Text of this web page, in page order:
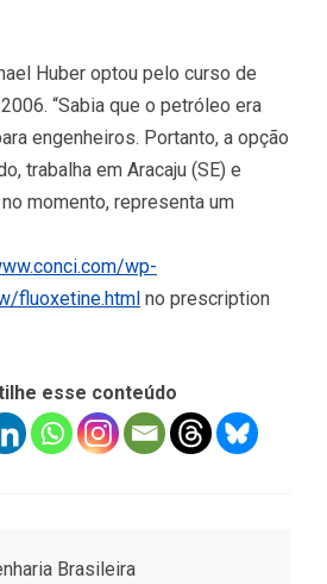
Huber optou pelo curso de
“Sabia que o petróleo era
engenheiros. Portanto, a opção
trabalha em Aracaju (SE) e
momento, representa um
wp-
fluoxetine.html no prescription
esse conteúdo
Brasileira